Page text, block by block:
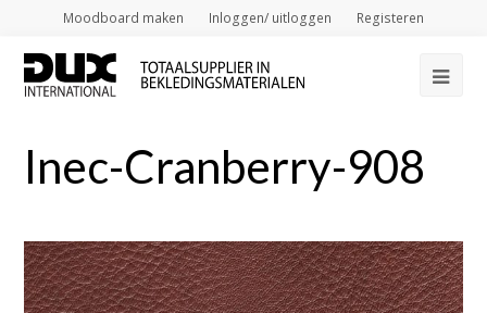
Moodboard maken Inloggen/ uitloggen Registeren
Inec-Cranberry-908